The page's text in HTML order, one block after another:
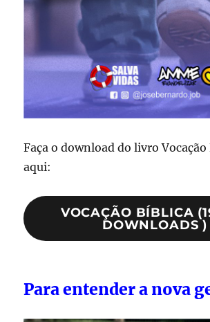
Faça o download do livro Vocação
aqui:
VOCAÇÃO BÍBLICA
DOWNLOADS )
Para entender a nova